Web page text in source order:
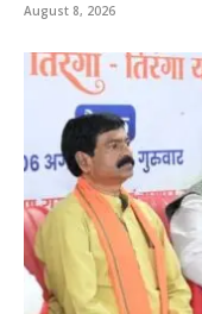
August 8, 2026